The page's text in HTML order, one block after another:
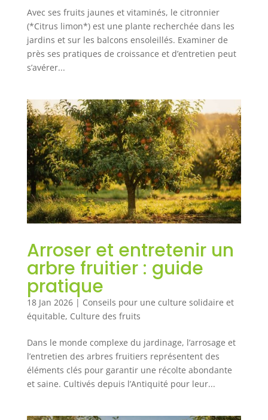
Avec ses fruits jaunes et vitaminés, le citronnier
(*Citrus limon*) est une plante recherchée dans les
jardins et sur les balcons ensoleillés. Examiner de
près ses pratiques de croissance et d’entretien peut
s’avérer...
Arroser et entretenir un
arbre fruitier : guide
pratique
18 Jan 2026| Conseils pour une culture solidaire et
équitable, Culture des fruits
Dans le monde complexe du jardinage, l’arrosage et
l’entretien des arbres fruitiers représentent des
éléments clés pour garantir une récolte abondante
et saine. Cultivés depuis l’Antiquité pour leur...